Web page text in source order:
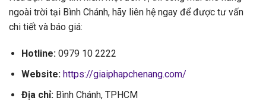
ngoài trời tại Bình Chánh, hãy liên hệ ngay để được tư vấn
chi tiết và báo giá:
Hotline:0979 10 2222
Website: https://giaiphapchenang.com/
Địa chỉ:Bình Chánh, TPHCM